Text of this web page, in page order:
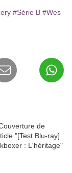
#Série B #Wes